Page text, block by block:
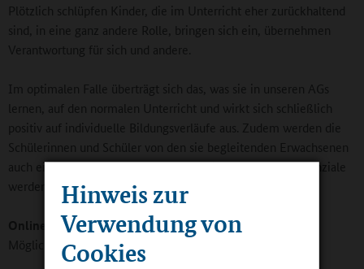
Hinweis zur
Verwendung von
Cookies
Plötzlich schlüpfen Kinder, die im Unterricht eher zurückhaltend
sind, in eine ganz andere Rolle, bringen sich ein, übernehmen
Verantwortung für sich und andere.
Im optimalen Falle überträgt sich das, was sie in unseren AGs
lernen, auf den normalen Unterricht und wirkt sich schließlich
positiv auf individuelle Bildungsverläufe aus. Zudem werden die
Schülerinnen und Schüler von den sie begleitenden Erwachsenen
auch einmal aus ganz anderer Perspektive erlebt, und Potenziale
werden überhaupt erst sichtbar.
Online-Redaktion:Das erfordert aber Bereitschaft und
Möglichkeit zur Kommunikation.